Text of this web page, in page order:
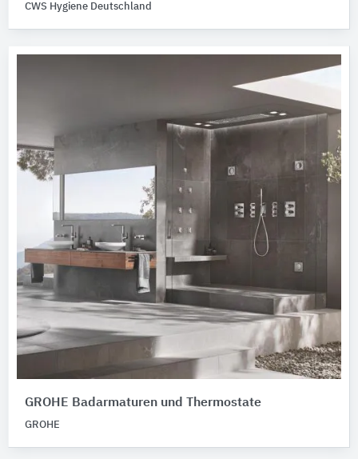
CWS Hygiene Deutschland
GROHE Badarmaturen und Thermostate
GROHE